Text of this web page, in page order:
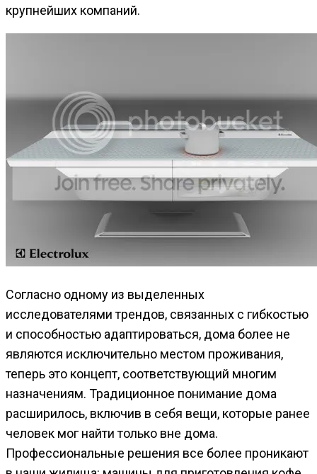
крупнейших компаний.
Согласно одному из выделенных
исследователями трендов, связанных с гибкостью
и способностью адаптироваться, дома более не
являются исключительно местом проживания,
теперь это концепт, соответствующий многим
назначениям. Традиционное понимание дома
расширилось, включив в себя вещи, которые ранее
человек мог найти только вне дома.
Профессиональные решения все более проникают